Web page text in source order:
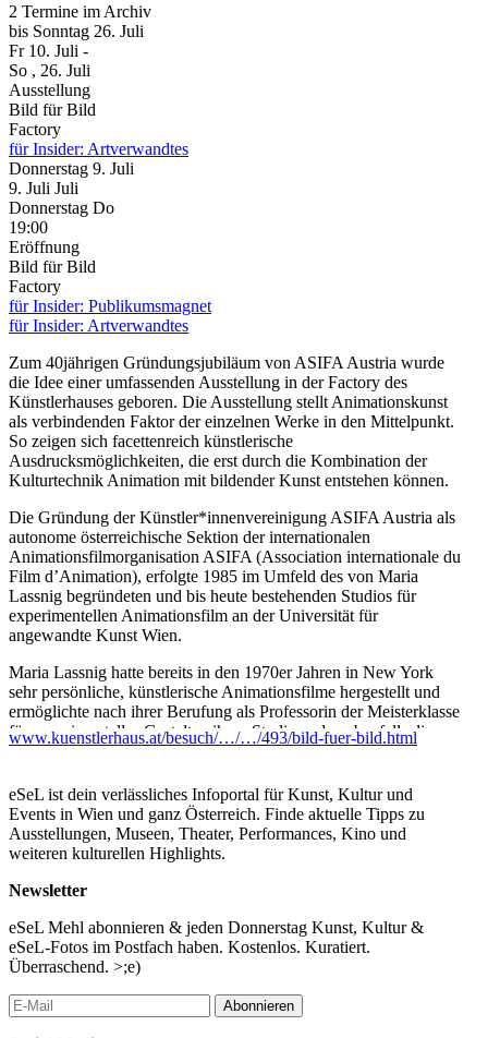
2 Termine im Archiv
bis Sonntag 26. Juli
Fr 10. Juli -
So , 26. Juli
Ausstellung
Bild für Bild
Factory
für Insider: Artverwandtes
Donnerstag 9. Juli
9. Juli Juli
Donnerstag Do
19:00
Eröffnung
Bild für Bild
Factory
für Insider: Publikumsmagnet
für Insider: Artverwandtes
Zum 40jährigen Gründungsjubiläum von ASIFA Austria wurde
die Idee einer umfassenden Ausstellung in der Factory des
Künstlerhauses geboren. Die Ausstellung stellt Animationskunst
als verbindenden Faktor der einzelnen Werke in den Mittelpunkt.
So zeigen sich facettenreich künstlerische
Ausdrucksmöglichkeiten, die erst durch die Kombination der
Kulturtechnik Animation mit bildender Kunst entstehen können.
Die Gründung der Künstler*innenvereinigung ASIFA Austria als
autonome österreichische Sektion der internationalen
Animationsfilmorganisation ASIFA (Association internationale du
Film d’Animation), erfolgte 1985 im Umfeld des von Maria
Lassnig begründeten und bis heute bestehenden Studios für
experimentellen Animationsfilm an der Universität für
angewandte Kunst Wien.
Maria Lassnig hatte bereits in den 1970er Jahren in New York
sehr persönliche, künstlerische Animationsfilme hergestellt und
ermöglichte nach ihrer Berufung als Professorin der Meisterklasse
für experimentelles Gestalten ihren Studierenden ebenfalls die
Erweiterung der Malerei durch das Mittel der animierten
im Gegensatz zum klassischen Trickfilm – ein neuer Zugang zu
filmischen Methoden zwischen Kunst und Animation. Die
Künstler*innen entwickelten in ihrem Filmschaffen jeweils einen
eigenen Stil mit eigenen Themen und prägten dadurch über viele
Jahre wesentlich die österreichische Animationsfilmlandschaft.
den Bundesländern, aber auch durch die Filmarbeit von
Autodidakten, die seit 1980 ebenfalls innovative Animationskunst
hervorbrachten, und schließlich durch die leichter zugänglichen
vier Jahrzehnte eine große, auch international vielbeachtete Szene
von freischaffenden Künstler*innen herausgebildet. Ihre
www.kuenstlerhaus.at/besuch/…/…/493/bild-fuer-bild.html
eSeL ist dein verlässliches Infoportal für Kunst, Kultur und
Events in Wien und ganz Österreich. Finde aktuelle Tipps zu
Ausstellungen, Museen, Theater, Performances, Kino und
weiteren kulturellen Highlights.
Newsletter
eSeL Mehl abonnieren & jeden Donnerstag Kunst, Kultur &
eSeL-Fotos im Postfach haben. Kostenlos. Kuratiert.
Überraschend. >;e)
Abonnieren